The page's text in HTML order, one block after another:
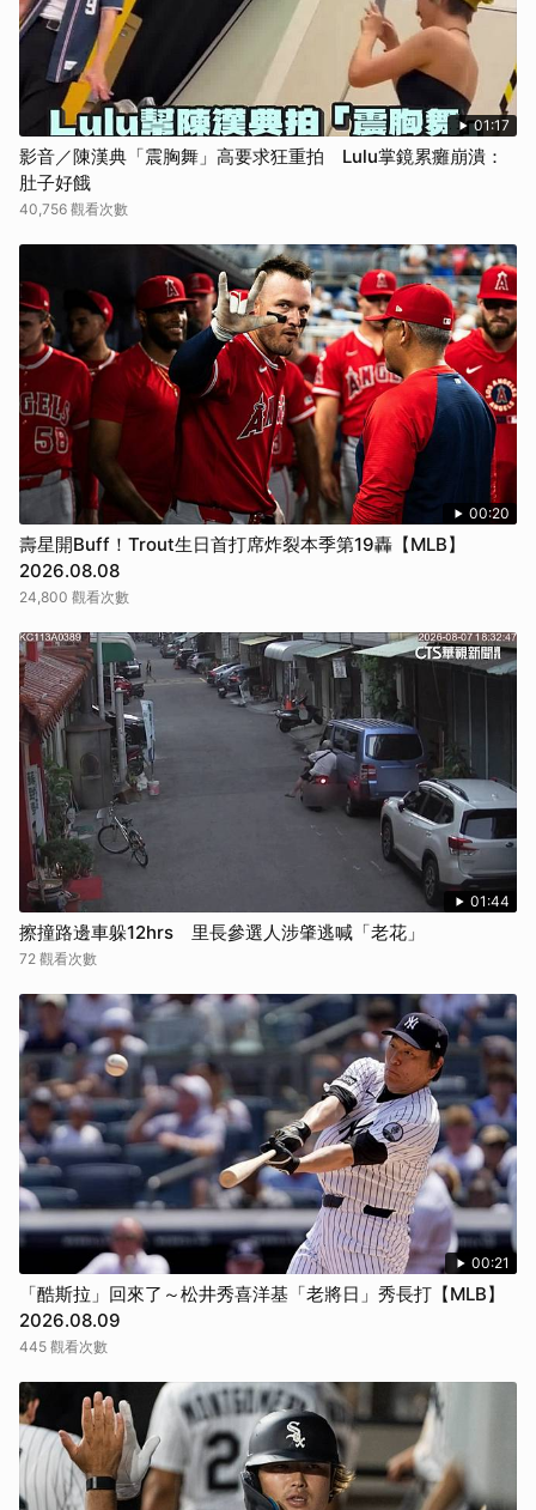
01:17
影音／陳漢典「震胸舞」高要求狂重拍 Lulu掌鏡累癱崩潰：
肚子好餓
40,756 觀看次數
00:20
壽星開Buff！Trout生日首打席炸裂本季第19轟【MLB】
2026.08.08
24,800 觀看次數
01:44
擦撞路邊車躲12hrs 里長參選人涉肇逃喊「老花」
72 觀看次數
00:21
「酷斯拉」回來了～松井秀喜洋基「老將日」秀長打【MLB】
2026.08.09
445 觀看次數